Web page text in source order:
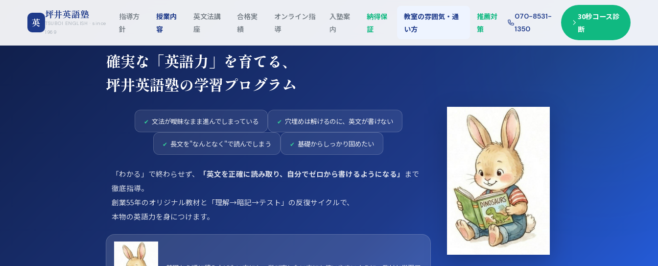
英
坪井英語塾
TSUBOI ENGLISH · since
1969
指導方
針
授業内
容
英文法講
座
合格実
績
オンライン指
導
入塾案
内
納得保
証
教室の雰囲気・通
い方
推薦対
策
070-8531-
1350
30秒コース診
断
確実な「英語力」を育てる、
坪井英語塾の学習プログラム
文法が曖昧なまま進んでしまっている 穴埋めは解けるのに、英文が書けない
長文を"なんとなく"で読んでしまう 基礎からしっかり固めたい
「わかる」で終わらせず、 「英文を正確に読み取り、自分でゼロから書けるようになる」
まで
徹底指導。
創業55年のオリジナル教材と「理解→暗記→テスト」の反復サイクルで、
本物の英語力を身につけます。